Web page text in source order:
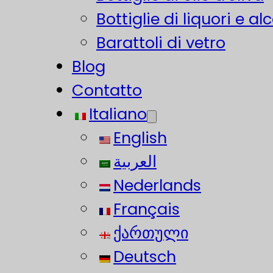
Bottiglie di liquori e
Barattoli di vetro
Blog
Contatto
Italiano
English
العربية
Nederlands
Français
ქართული
Deutsch